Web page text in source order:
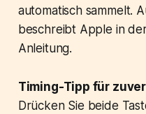
automatisch sammelt.
beschreibt Apple in
Anleitung.
Timing-Tipp für
Drücken Sie beide